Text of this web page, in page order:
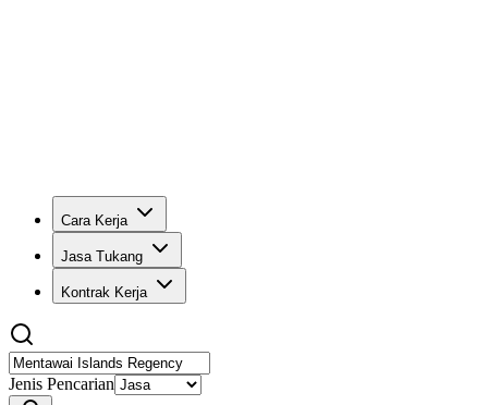
Cara Kerja
Jasa Tukang
Kontrak Kerja
Jenis Pencarian